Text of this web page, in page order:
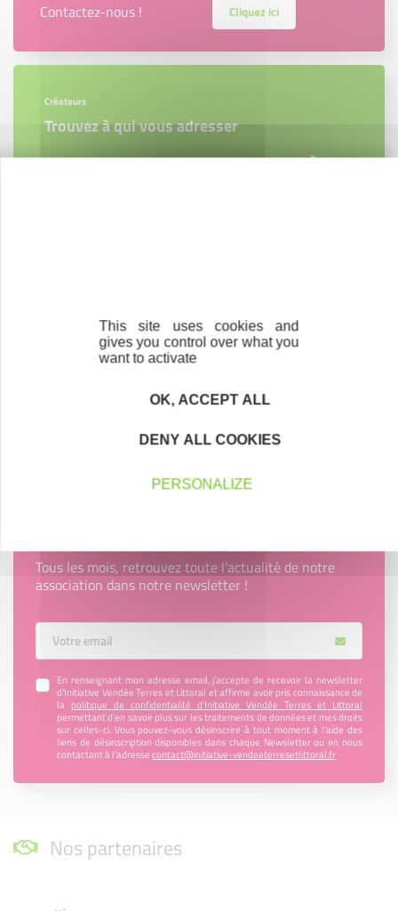
Contactez-nous ! Cliquez ici
Créateurs
Trouvez à qui vous adresser
Créateurs, repreneurs, vos interlocuteurs en
Accompagnement
Nous les avons accompagnés dans leur
Tous les mois, retrouvez toute l’actualité de notre
association dans notre newsletter !
Votre Email
En renseignant mon adresse email, j’accepte de recevoir la newsletter
d'Initiative Vendée Terres et Littoral et affirme avoir pris connaissance de
la politique de confidentialité d’Initiative Vendée Terres et Littoral
permettant d’en savoir plus sur les traitements de données et mes droits
sur celles-ci. Vous pouvez-vous désinscrire à tout moment à l’aide des
liens de désinscription disponibles dans chaque Newsletter ou en nous
contactant à l’adressecontact@initiative-vendeeterresetlittoral.fr
Nos partenaires
This site uses cookies and
gives you control over what you
want to activate
OK, ACCEPT ALL
DENY ALL COOKIES
PERSONALIZE